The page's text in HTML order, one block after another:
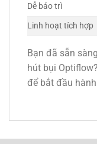
Dễ bảo trì
Linh hoạt tích hợp
Bạn đã sẵn
hút bụi
để bắt đầu